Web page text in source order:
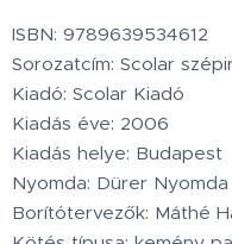
ISBN: 9789639534612
Sorozatcím: Scolar
Kiadó: Scolar Kiadó
Kiadás éve: 2006
Kiadás helye: Budapest
Nyomda: Dürer
Borítótervezők: Máthé